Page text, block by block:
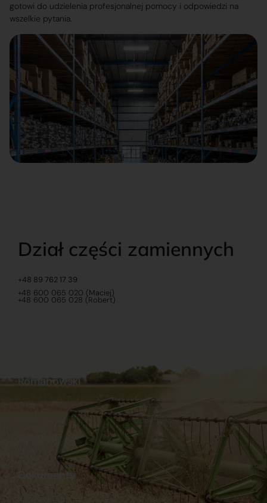
gotowi do udzielenia profesjonalnej pomocy i odpowiedzi na
wszelkie pytania.
Dział części zamiennych
+48 89 762 17 39
+48 600 065 020 (Maciej)
+48 600 065 028 (Robert)
Dokumenty
Regulamin Dostawy
Romanowski
Sklep internetowy
Praca
Ubezpieczenia